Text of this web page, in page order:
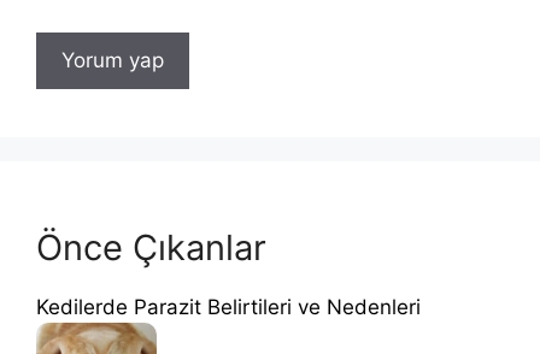
Önce Çıkanlar
Kedilerde Parazit Belirtileri ve Nedenleri